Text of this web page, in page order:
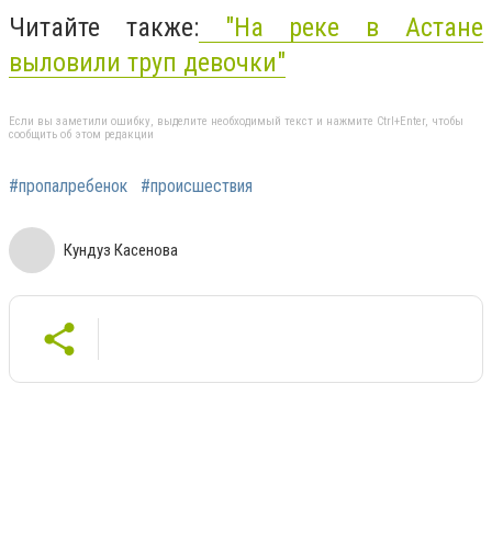
Читайте также: "На реке в Астане
выловили труп девочки"
Если вы заметили ошибку, выделите необходимый текст и нажмите Ctrl+Enter, чтобы
сообщить об этом редакции
#пропалребенок #происшествия
Кундуз Касенова